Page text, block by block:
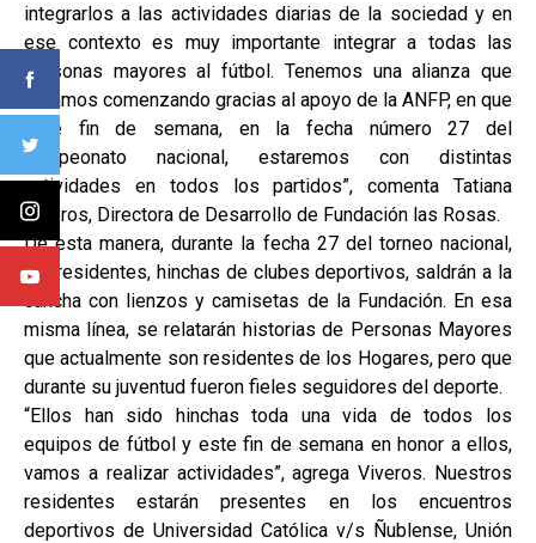
integrarlos a las actividades diarias de la sociedad y en
ese contexto es muy importante integrar a todas las
personas mayores al fútbol. Tenemos una alianza que
estamos comenzando gracias al apoyo de la ANFP, en que
este fin de semana, en la fecha número 27 del
campeonato nacional, estaremos con distintas
actividades en todos los partidos”, comenta Tatiana
Viveros, Directora de Desarrollo de Fundación las Rosas.
De esta manera, durante la fecha 27 del torneo nacional,
los residentes, hinchas de clubes deportivos, saldrán a la
cancha con lienzos y camisetas de la Fundación. En esa
misma línea, se relatarán historias de Personas Mayores
que actualmente son residentes de los Hogares, pero que
durante su juventud fueron fieles seguidores del deporte.
“Ellos han sido hinchas toda una vida de todos los
equipos de fútbol y este fin de semana en honor a ellos,
vamos a realizar actividades”, agrega Viveros. Nuestros
residentes estarán presentes en los encuentros
deportivos de Universidad Católica v/s Ñublense, Unión